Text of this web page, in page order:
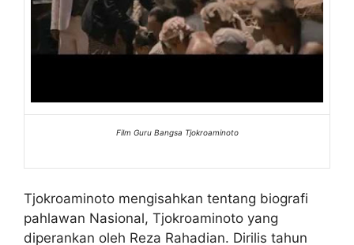
Film Guru Bangsa Tjokroaminoto
Tjokroaminoto mengisahkan tentang biografi
pahlawan Nasional, Tjokroaminoto yang
diperankan oleh Reza Rahadian. Dirilis tahun